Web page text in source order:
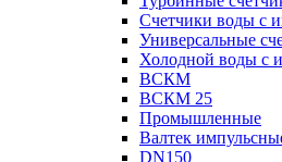
Счетчики воды с
Универсальные
Холодной воды с
ВСКМ
ВСКМ 25
Промышленные
Валтек
DN150